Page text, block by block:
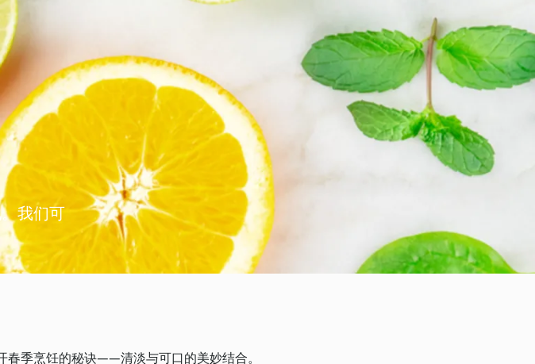
我们可
春季烹饪的秘诀——清淡与可口的美妙结合。